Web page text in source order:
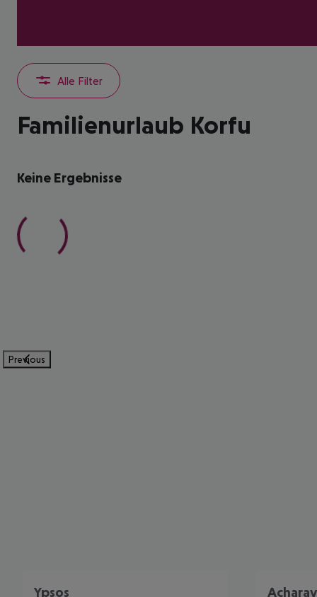
Alle Filter
Familienurlaub Korfu
Keine Ergebnisse
Previous
Ypsos